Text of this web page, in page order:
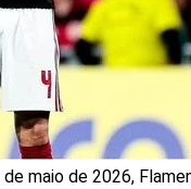
maio de 2026,